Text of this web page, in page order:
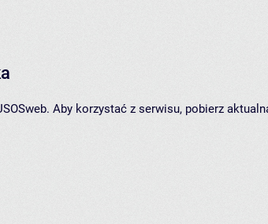
Aby korzystać z serwisu, pobierz